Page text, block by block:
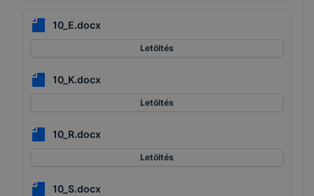
10_E.docx
Letöltés
10_K.docx
Letöltés
10_R.docx
Letöltés
10_S.docx